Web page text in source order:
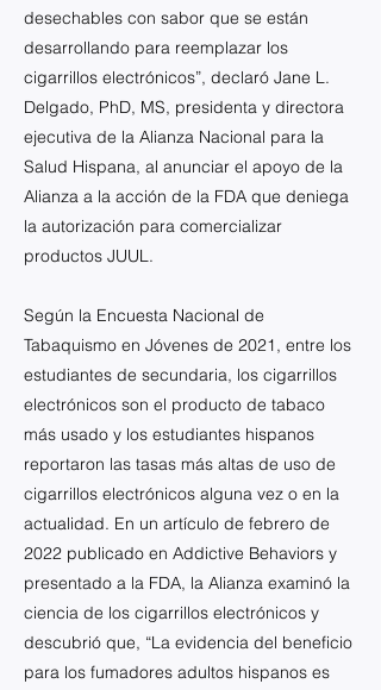
desechables con sabor que se están
desarrollando para reemplazar los
cigarrillos electrónicos”, declaró Jane L.
Delgado, PhD, MS, presidenta y directora
ejecutiva de la Alianza Nacional para la
Salud Hispana, al anunciar el apoyo de la
Alianza a la acción de la FDA que deniega
la autorización para comercializar
productos JUUL.
Según la Encuesta Nacional de
Tabaquismo en Jóvenes de 2021, entre los
estudiantes de secundaria, los cigarrillos
electrónicos son el producto de tabaco
más usado y los estudiantes hispanos
reportaron las tasas más altas de uso de
cigarrillos electrónicos alguna vez o en la
actualidad. En un artículo de febrero de
2022 publicado en Addictive Behaviors y
presentado a la FDA, la Alianza examinó la
ciencia de los cigarrillos electrónicos y
descubrió que, “La evidencia del beneficio
para los fumadores adultos hispanos es